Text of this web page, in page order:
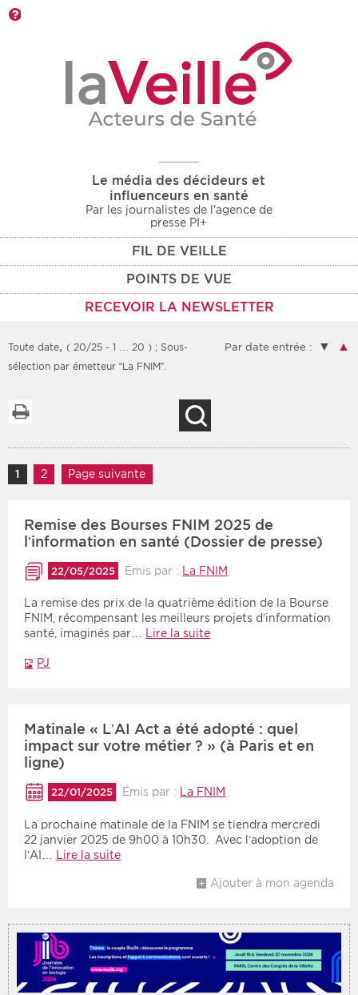
Le média des décideurs et
influenceurs en santé
Par les journalistes de l'agence de
presse PI+
FIL DE VEILLE
POINTS DE VUE
RECEVOIR LA NEWSLETTER
Rendez-vous des 7
prochains jours
derniers jours
Type d'information
Les deux
Secteur Zone géographique
Période
Choisir une date de débutChoisir une date de finChronologique
Inversé
Toute date, ( 20/25 - 1 … 20 ) ; Sous-
sélection par émetteur “La FNIM”.
Par date entrée : ▼ ▲
Navigation des articles
Page
1 Page
2 Page suivante
Remise des Bourses FNIM 2025 de
l’information en santé (Dossier de presse)
22/05/2025 Émis par : La FNIM
La remise des prix de la quatrième édition de la Bourse
FNIM, récompensant les meilleurs projets d’information
santé, imaginés par… Lire la suite
PJ
Matinale « L’AI Act a été adopté : quel
impact sur votre métier ? » (à Paris et en
ligne)
22/01/2025 Émis par : La FNIM
La prochaine matinale de la FNIM se tiendra mercredi
22 janvier 2025 de 9h00 à 10h30. Avec l’adoption de
l’AI… Lire la suite
Ajouter à mon agenda